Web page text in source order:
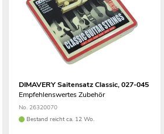
DIMAVERY Saitensatz Classic, 027-045
Empfehlenswertes Zubehör
No. 26320070
Bestand reicht ca. 12 Wo.